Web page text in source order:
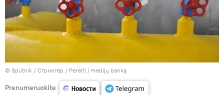
© Sputnik / Стрингер / Pereiti į medijų banką
Prenumeruokite